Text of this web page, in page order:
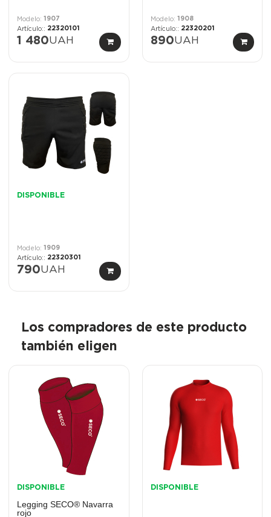
1907
22320101
1 480UAH
1908
22320201
890UAH
DISPONIBLE
1909
22320301
790UAH
Los compradores de este producto
también eligen
DISPONIBLE
Legging SECO® Navarra
rojo
DISPONIBLE